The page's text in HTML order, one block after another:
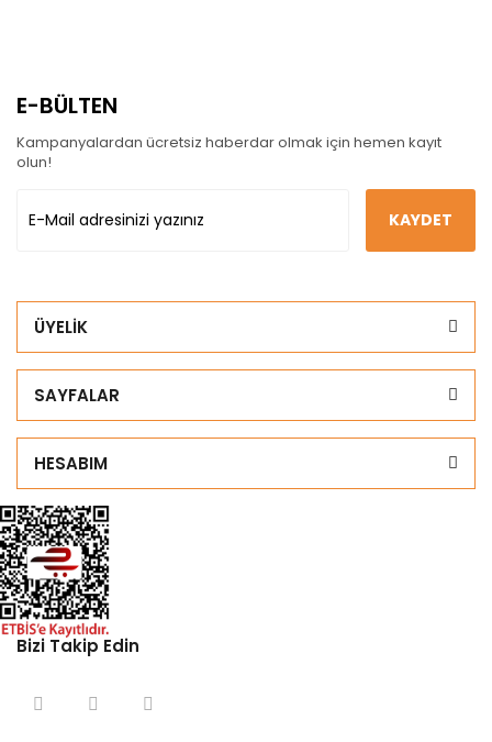
E-BÜLTEN
Kampanyalardan ücretsiz haberdar olmak için hemen kayıt
olun!
KAYDET
ÜYELİK
SAYFALAR
HESABIM
Bizi Takip Edin